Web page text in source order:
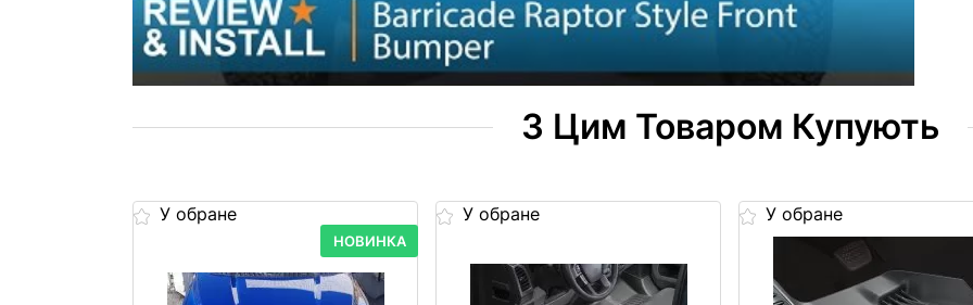
З Цим Товаром Купують
У обране
НОВИНКА
У обране У обране